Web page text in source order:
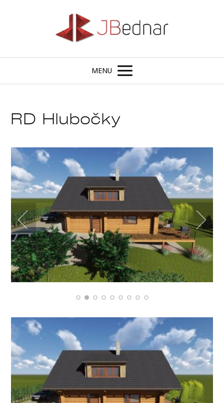
MENU
RD Hlubočky